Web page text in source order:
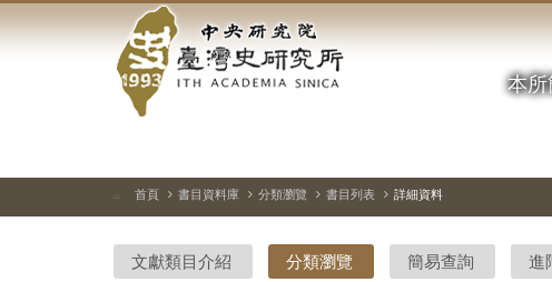
到
中
央
研
院-
臺
本所
::: 首頁 書目資料庫 分類瀏覽 書目列表 詳細資料
文獻類目介紹 分類瀏覽 簡易查詢 進